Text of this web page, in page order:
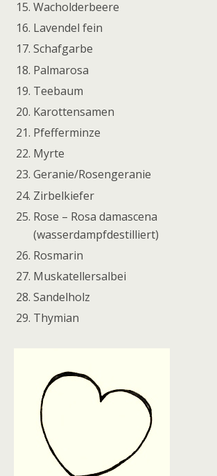
Wacholderbeere
Lavendel fein
Schafgarbe
Palmarosa
Teebaum
Karottensamen
Pfefferminze
Myrte
Geranie/Rosengeranie
Zirbelkiefer
Rose – Rosa damascena
(wasserdampfdestilliert)
Rosmarin
Muskatellersalbei
Sandelholz
Thymian